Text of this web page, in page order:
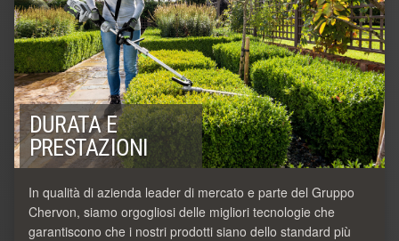
DURATA E
PRESTAZIONI
In qualità di azienda leader di mercato e parte del Gruppo
Chervon, siamo orgogliosi delle migliori tecnologie che
garantiscono che i nostri prodotti siano dello standard più